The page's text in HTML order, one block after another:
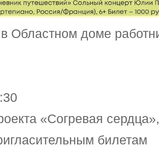
Областном доме
«Согревая
билетам